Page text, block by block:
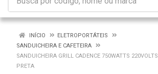
INÍCIO
ELETROPORTÁTEIS
SANDUICHEIRA E CAFETEIRA
SANDUICHEIRA GRILL CADENCE 750WATTS 220VOLTS
PRETA